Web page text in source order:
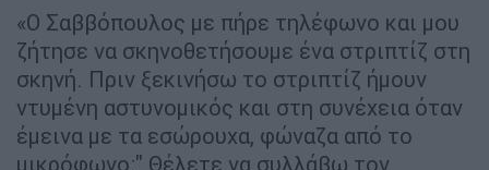
«Ο Σαββόπουλος με πήρε τηλέφωνο και μου
ζήτησε να σκηνοθετήσουμε ένα στριπτίζ στη
σκηνή. Πριν ξεκινήσω το στριπτίζ ήμουν
ντυμένη αστυνομικός και στη συνέχεια όταν
έμεινα με τα εσώρουχα, φώναζα από το
μικρόφωνο:" Θέλετε να συλλάβω τον